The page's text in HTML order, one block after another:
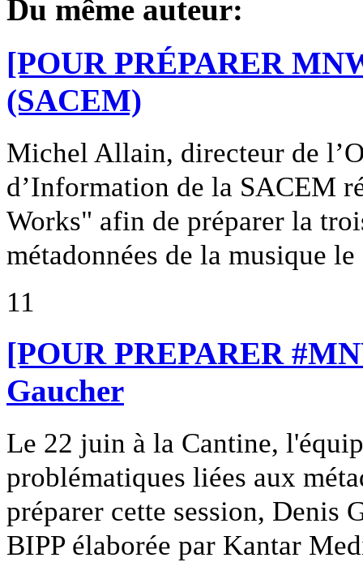
Du même auteur:
[POUR PRÉPARER
(SACEM)
Michel Allain, directeur de
d’Information de la SACEM
Works" afin de préparer la
métadonnées de la musique
11
[POUR PREPARER
Gaucher
Le 22 juin à la Cantine,
problématiques liées aux
préparer cette session, Denis
BIPP élaborée par Kantar